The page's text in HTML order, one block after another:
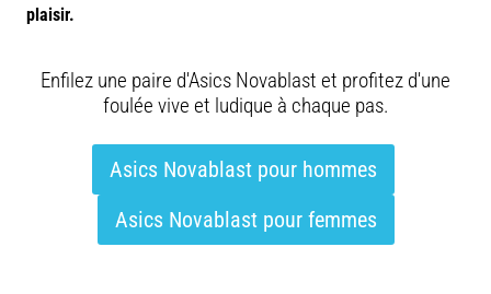
plaisir.
Enfilez une paire d'Asics Novablast et profitez d'une
foulée vive et ludique à chaque pas.
Asics Novablast pour hommes
Asics Novablast pour femmes